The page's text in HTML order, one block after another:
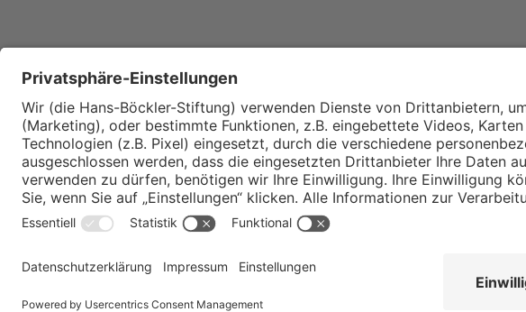
Kontakt
Merkzettel
Impressum
Datenschutz